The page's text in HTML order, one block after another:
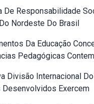
De Responsabilidade
Nordeste Do Brasil
Da Educação
Pedagógicas
Divisão Internacional
Desenvolvidos Exercem